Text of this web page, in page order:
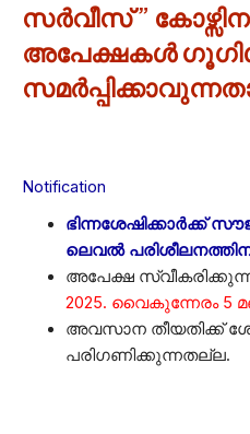
സർവീസ് ”
അപേക്ഷകൾ
Notification
ഭിന്നശേഷിക്കാർക്ക്
ലെവൽ
അപേക്ഷ
2025. വൈകുന്നേരം 5
അവസാന തീയതിക്ക്
പരിഗണിക്കുന്നതല്ല.